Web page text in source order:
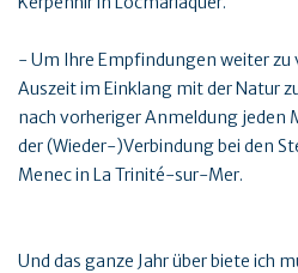
- Um Ihre Empfindungen weiter zu
Auszeit im Einklang mit der Natur
nach vorheriger Anmeldung jeden
der (Wieder-)Verbindung bei den
Menec in La Trinité-sur-Mer.
Und das ganze Jahr über biete ich